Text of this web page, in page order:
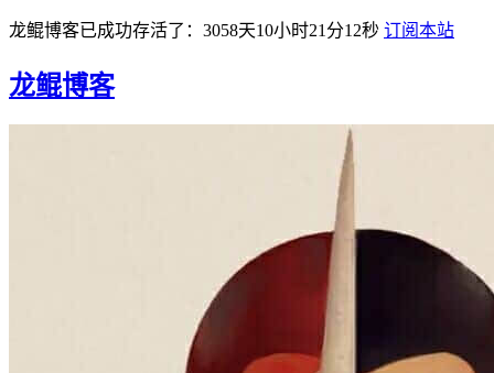
龙鲲博客已成功存活了：3058天10小时21分13秒 订阅本站
龙鲲博客